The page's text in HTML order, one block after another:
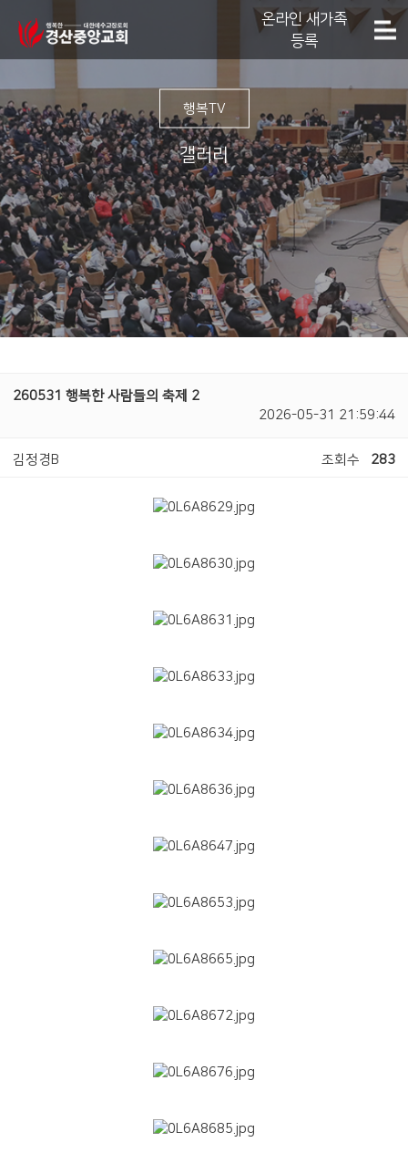
온라인 새가족
등록
행복TV
갤러리
260531 행복한 사람들의 축제 2
2026-05-31 21:59:44
김정경B 조회수 283